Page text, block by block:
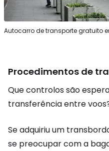
Autocarro de transporte gratuito
Procedimentos de
Que controlos são
transferência entre
Se adquiriu um
se preocupar com a